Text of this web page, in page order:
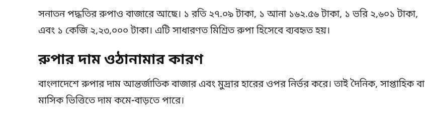
সনাতন পদ্ধতির রুপাও বাজারে আছে। ১ রতি ২৭.০৯ টাকা, ১ আনা ১৬২.৫৬ টাকা, ১ ভরি ২,৬০১ টাকা,
এবং ১ কেজি ২,২৩,০০০ টাকা। এটি সাধারণত মিশ্রিত রুপা হিসেবে ব্যবহৃত হয়।
রুপার দাম ওঠানামার কারণ
বাংলাদেশে রুপার দাম আন্তর্জাতিক বাজার এবং মুদ্রার হারের ওপর নির্ভর করে। তাই দৈনিক, সাপ্তাহিক বা
মাসিক ভিত্তিতে দাম কমে-বাড়তে পারে।